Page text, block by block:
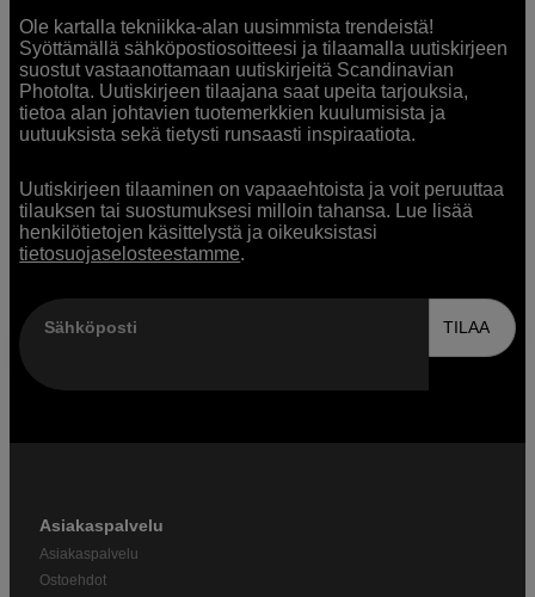
Ole kartalla tekniikka-alan uusimmista trendeistä!
Syöttämällä sähköpostiosoitteesi ja tilaamalla uutiskirjeen
suostut vastaanottamaan uutiskirjeitä Scandinavian
Photolta. Uutiskirjeen tilaajana saat upeita tarjouksia,
tietoa alan johtavien tuotemerkkien kuulumisista ja
uutuuksista sekä tietysti runsaasti inspiraatiota.
Uutiskirjeen tilaaminen on vapaaehtoista ja voit peruuttaa
tilauksen tai suostumuksesi milloin tahansa. Lue lisää
henkilötietojen käsittelystä ja oikeuksistasi
tietosuojaselosteestamme.
Sähköposti TILAA
Asiakaspalvelu
Asiakaspalvelu
Ostoehdot